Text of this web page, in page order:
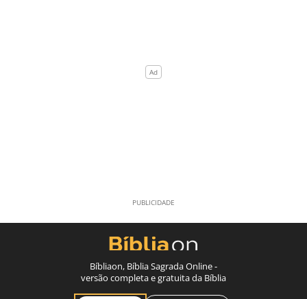
Bíbliaon, Bíblia Sagrada Online -
versão completa e gratuita da Bíblia